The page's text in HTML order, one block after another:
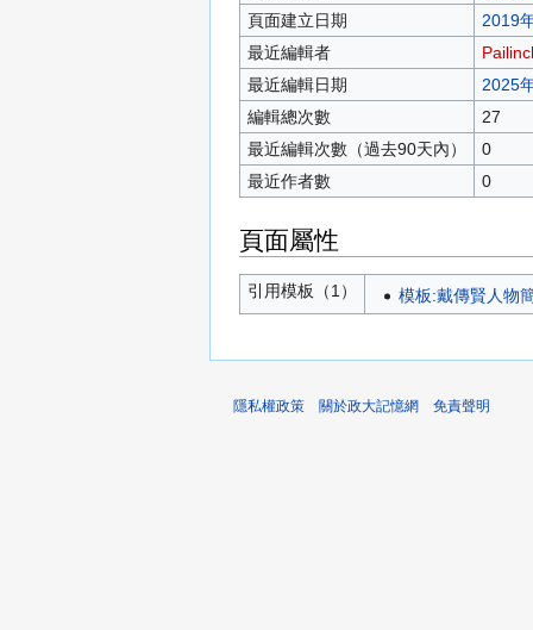
頁面建立日期
2019
最近編輯者
最近編輯日期
2025
編輯總次數
27
最近編輯次數（過去90天內）
0
最近作者數
0
頁面屬性
引用模板（1） 模板:戴傳賢人物
隱私權政策 關於政大記憶網 免責聲明